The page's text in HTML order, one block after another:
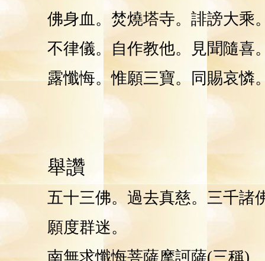
佛身血。焚燒塔寺。誹謗大乘
不律儀。自作教他。見聞隨喜
露懺悔。惟願三寶。同賜哀憐
舉讚
五十三佛。過去真慈。三千諸
願度群迷。
南無求懺悔菩薩摩訶薩(三稱)